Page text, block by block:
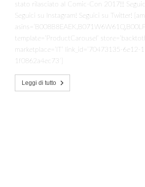
stato rilasciato al Comic-Con 2017!!!
Seguici su Instagram! Seguici su Twitter!
template=’ProductCarousel’
marketplace=’IT’ link_id=’70473135-6e12-
1f0862a4ec73′]
Leggi di tutto